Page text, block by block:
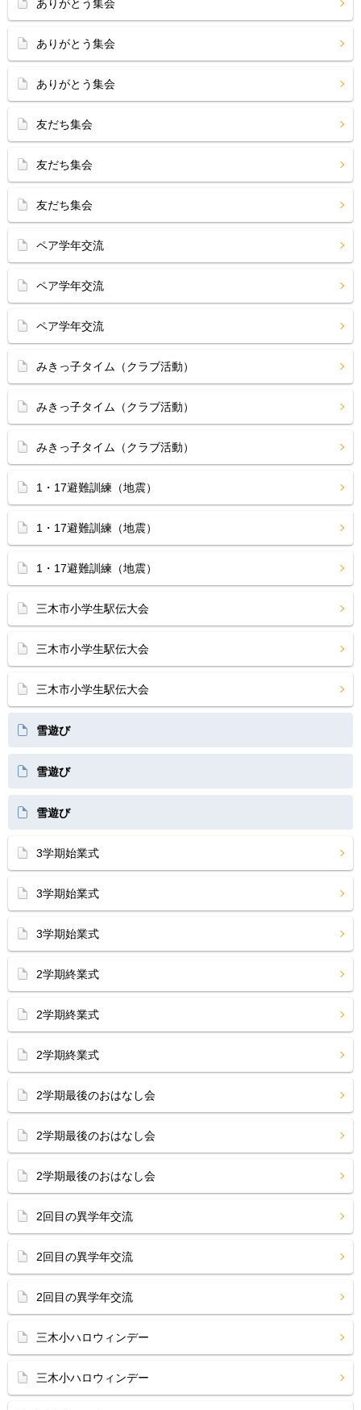
ありがとう集会
ありがとう集会
ありがとう集会
友だち集会
友だち集会
友だち集会
ペア学年交流
ペア学年交流
ペア学年交流
みきっ子タイム（クラブ活動）
みきっ子タイム（クラブ活動）
みきっ子タイム（クラブ活動）
1・17避難訓練（地震）
1・17避難訓練（地震）
1・17避難訓練（地震）
三木市小学生駅伝大会
三木市小学生駅伝大会
三木市小学生駅伝大会
雪遊び
雪遊び
雪遊び
3学期始業式
3学期始業式
3学期始業式
2学期終業式
2学期終業式
2学期終業式
2学期最後のおはなし会
2学期最後のおはなし会
2学期最後のおはなし会
2回目の異学年交流
2回目の異学年交流
2回目の異学年交流
三木小ハロウィンデー
三木小ハロウィンデー